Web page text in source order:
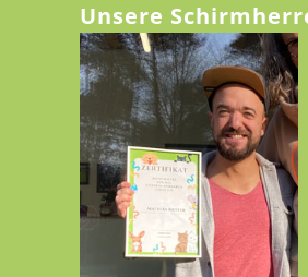
Unsere